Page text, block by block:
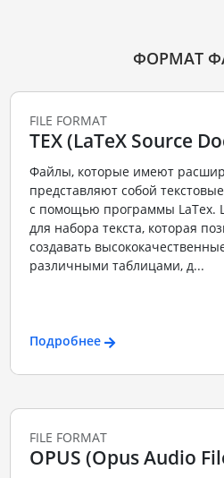
ФОРМАТ
FILE FORMAT
TEX (LaTeX Source
Файлы, которые имеют
представляют собой
с помощью программы LaTex.
для набора текста, которая
создавать
различными таблицами, д...
Подробнее
FILE FORMAT
OPUS (Opus Audio